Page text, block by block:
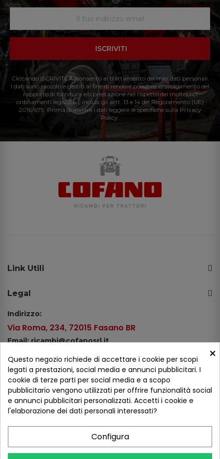
ISCRIVITI
Cliccando ISCRIVITI: Acconsento al trattamento dei miei dati personali.
I dati sono raccolti e gestiti al fine di rendere possibile lo svolgimento del
rapporto di fornitura e/o prestazione nel rispetto dei molteplici
ordinamenti legislativi, inclusi gli artt. 13 e 14 del Regolamento (UE)
2016/679. Prima di inviare i dati leggere le specifiche sulla Privacy
Policy.
Link Utili
Legal
Indirizzo:
Via Roma, 234, 72015 Fasano BR
Email: ricambi@cofanosrl.it
Tel.: +39 080 44 13 478
WhatsApp: +39 334 98 51 100
Metodi di pagamento
×
Questo negozio richiede di accettare i cookie per scopi
legati a prestazioni, social media e annunci pubblicitari. I
cookie di terze parti per social media e a scopo
pubblicitario vengono utilizzati per offrire funzionalità social
e annunci pubblicitari personalizzati. Accetti i cookie e
l'elaborazione dei dati personali interessati?
Configura